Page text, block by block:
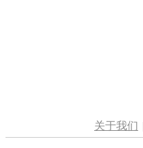
关于我们